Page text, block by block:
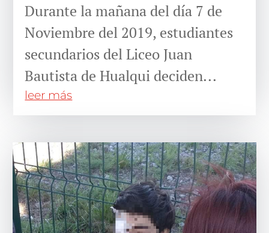
Durante la mañana del día 7 de
Noviembre del 2019, estudiantes
secundarios del Liceo Juan
Bautista de Hualqui deciden...
leer más